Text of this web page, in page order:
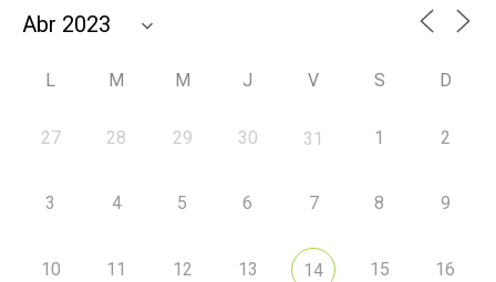
L M M J V S D
27 28 29 30 31 1 2
3 4 5 6 7 8 9
10 11 12 13 14 15 16